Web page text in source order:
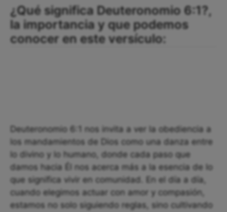
¿Qué significa Deuteronomio 6:1?,
la importancia y que podemos
conocer en este versículo:
Deuteronomio 6:1 nos invita a ver la obediencia a
los mandamientos de Dios como una danza entre
lo divino y lo humano, donde cada paso que
damos hacia Él nos acerca más a la esencia de lo
que significa vivir en comunidad. En el día a día,
cuando elegimos actuar con amor y compasión,
estamos no solo siguiendo reglas, sino cultivando